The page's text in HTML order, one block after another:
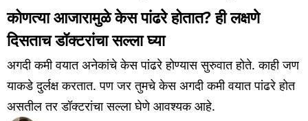
कोणत्या आजारामुळे केस पांढरे होतात? ही लक्षणे
दिसताच डॉक्टरांचा सल्ला घ्या
अगदी कमी वयात अनेकांचे केस पांढरे होण्यास सुरुवात होते. काही जण
याकडे दुर्लक्ष करतात. पण जर तुमचे केस अगदी कमी वयात पांढरे होत
असतील तर डॉक्टरांचा सल्ला घेणे आवश्यक आहे.